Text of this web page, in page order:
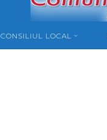
CONSILIUL LOCAL